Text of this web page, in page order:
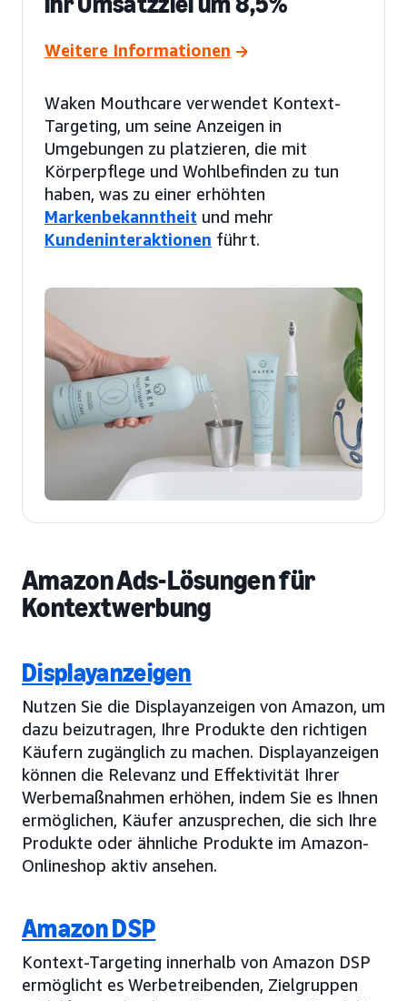
Weitere Informationen
Waken Mouthcare verwendet Kontext-
Targeting, um seine Anzeigen in
Umgebungen zu platzieren, die mit
Körperpflege und Wohlbefinden zu tun
haben, was zu einer erhöhten
Markenbekanntheit und mehr
Kundeninteraktionen führt.
Amazon Ads-Lösungen für
Kontextwerbung
Displayanzeigen
Nutzen Sie die Displayanzeigen von Amazon, um
dazu beizutragen, Ihre Produkte den richtigen
Käufern zugänglich zu machen. Displayanzeigen
können die Relevanz und Effektivität Ihrer
Werbemaßnahmen erhöhen, indem Sie es Ihnen
ermöglichen, Käufer anzusprechen, die sich Ihre
Produkte oder ähnliche Produkte im Amazon-
Onlineshop aktiv ansehen.
Amazon DSP
Kontext-Targeting innerhalb von Amazon DSP
ermöglicht es Werbetreibenden, Zielgruppen